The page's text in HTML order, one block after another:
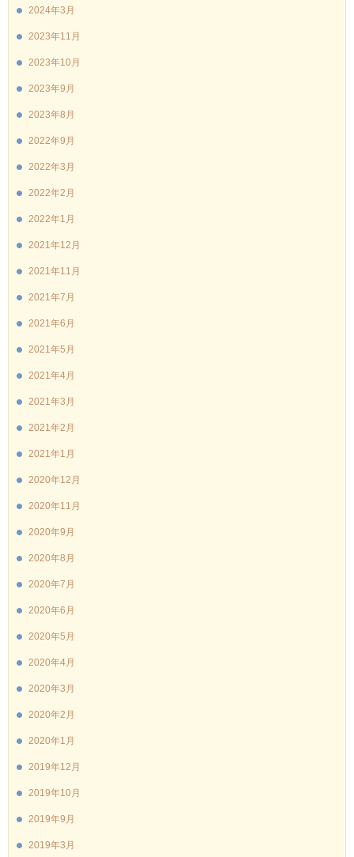
2024年3月
2023年11月
2023年10月
2023年9月
2023年8月
2022年9月
2022年3月
2022年2月
2022年1月
2021年12月
2021年11月
2021年7月
2021年6月
2021年5月
2021年4月
2021年3月
2021年2月
2021年1月
2020年12月
2020年11月
2020年9月
2020年8月
2020年7月
2020年6月
2020年5月
2020年4月
2020年3月
2020年2月
2020年1月
2019年12月
2019年10月
2019年9月
2019年3月